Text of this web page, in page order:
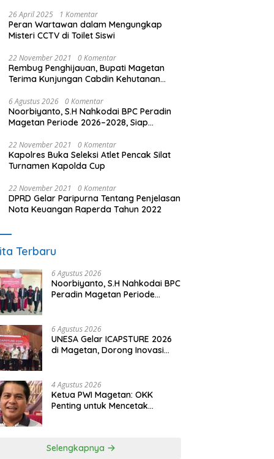
26 April 2025 1 Komentar
Peran Wartawan dalam Mengungkap
Misteri CCTV di Toilet Siswi
22 November 2021 0 Komentar
Rembug Penghijauan, Bupati Magetan
Terima Kunjungan Cabdin Kehutanan
6 Agustus 2026 0 Komentar
Noorbiyanto, S.H Nahkodai BPC Peradin
Magetan Periode 2026–2028, Siap
22 November 2021 0 Komentar
Kapolres Buka Seleksi Atlet Pencak Silat
Turnamen Kapolda Cup
22 November 2021 0 Komentar
DPRD Gelar Paripurna Tentang Penjelasan
Nota Keuangan Raperda Tahun 2022
Terbaru
6 Agustus 2026
Noorbiyanto, S.H Nahkodai BPC
Peradin Magetan Periode
6 Agustus 2026
UNESA Gelar ICAPSTURE 2026
di Magetan, Dorong Inovasi
4 Agustus 2026
Ketua PWI Magetan: OKK
Penting untuk Mencetak
Selengkapnya